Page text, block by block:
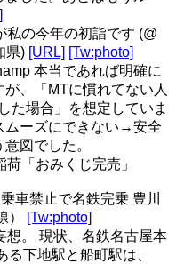
私の今年の初詣です (@
県) [URL] [Tw:photo]
本当であれば明確に
、「MTに慣れてない人
た場合」を想定していま
ムーズにできない→安全
図でした。
荷「おみくじ完売」
車禁止で名鉄完乗 豊川
）
[Tw:photo]
想。 現状、名鉄名古屋本
下地駅と船町駅は、